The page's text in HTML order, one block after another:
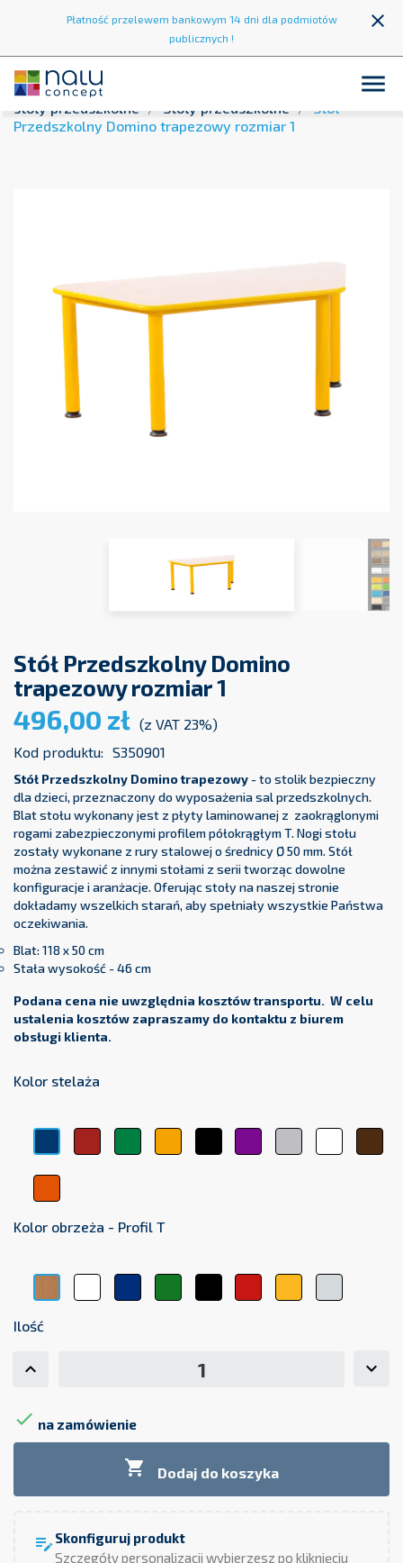
Płatność przelewem bankowym 14 dni dla podmiotów
publicznych !
close

Strona główna
Krzesła i
stoły przedszkolne
Stoły przedszkolne
Stół
Przedszkolny Domino trapezowy rozmiar 1
Stół Przedszkolny Domino
trapezowy rozmiar 1
496,00 zł (z VAT 23%)
Kod produktu: S350901
Stół Przedszkolny Domino trapezowy - to stolik bezpieczny
dla dzieci, przeznaczony do wyposażenia sal przedszkolnych.
Blat stołu wykonany jest z płyty laminowanej z zaokrąglonymi
rogami zabezpieczonymi profilem półokrągłym T. Nogi stołu
zostały wykonane z rury stalowej o średnicy Ø 50 mm. Stół
można zestawić z innymi stołami z serii tworząc dowolne
konfiguracje i aranżacje. Oferując stoły na naszej stronie
dokładamy wszelkich starań, aby spełniały wszystkie Państwa
oczekiwania.
Blat: 118 x 50 cm
Stała wysokość - 46 cm
Podana cena nie uwzględnia kosztów transportu. W celu
ustalenia kosztów zapraszamy do kontaktu z biurem
obsługi klienta.
Kolor stelaża
CzerwonyZielonyŻółty Czarny FioletowySrebrnyBiały
Pomarańczowy
Kolor obrzeża - Profil T
Biały NiebieskiZielony Czarny Czerwony
Żółty Szary
Ilość
 na zamówienie
 Dodaj do koszyka
edit_note Skonfiguruj produkt
Szczegóły personalizacji wybierzesz po kliknięciu